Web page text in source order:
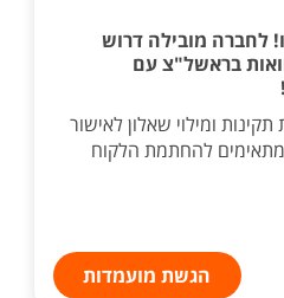
לחברה מובילה דרוש
בראשל"צ עם
ומילוי שאלון לאישור
להחתמת הלקוח
הגשת מועמדות